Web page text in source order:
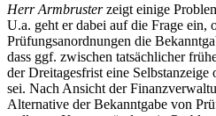
Herr Armbrusterzeigt einige
U.a. geht er dabei auf die Frage ein,
Prüfungsanordnungen die
dass ggf. zwischen tatsächlicher
der Dreitagesfrist eine
sei. Nach Ansicht der
Alternative der Bekanntgabe von